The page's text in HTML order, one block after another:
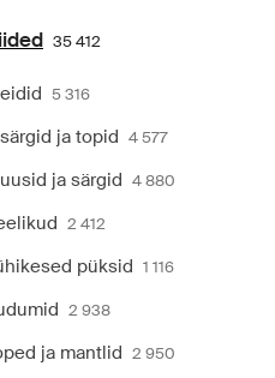
35 412
5 316
ja topid 4 577
ja särgid 4 880
2 412
püksid 1 116
2 938
ja mantlid 2 950